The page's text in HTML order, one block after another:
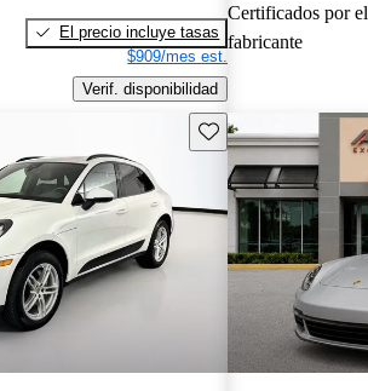
El precio incluye tasas
$909/mes est.
Verif. disponibilidad
Certificados por el
fabricante
Guarda este Aviso